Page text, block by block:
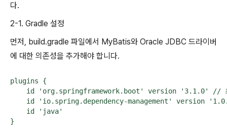
다.
2-1. Gradle 설정
먼저, build.gradle 파일에서 MyBatis와 Oracle JDBC 드라이버
에 대한 의존성을 추가해야 합니다.
plugins {
id 'org.springframework.boot' version '3.1.0' //
id 'io.spring.dependency-management' version
    id 'java'
}